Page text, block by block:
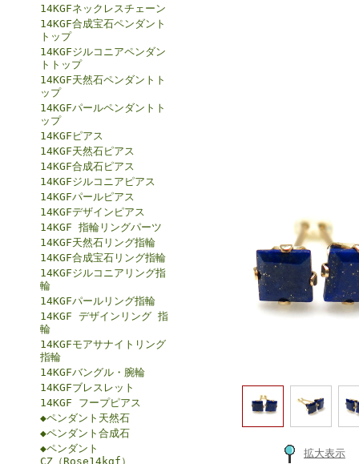
14KGFネックレスチェーン
14KGF合成宝石ペンダント
トップ
14KGFジルコニアペンダン
トトップ
14KGF天然石ペンダントト
ップ
14KGFパールペンダントト
ップ
14KGFピアス
14KGF天然石ピアス
14KGF合成石ピアス
14KGFジルコニアピアス
14KGFパールピアス
14KGFデザインピアス
14KGF 指輪リングパーツ
14KGF天然石リング指輪
14KGF合成宝石リング指輪
14KGFジルコニアリング指
輪
14KGFパールリング指輪
14KGF デザインリング 指
輪
14KGFモアサナイトリング
指輪
14KGFバングル・腕輪
14KGFブレスレット
14KGF フープピアス
◆ペンダント天然石
◆ペンダント合成石
◆ペンダント
CZ（Rose14kgf）
拡大表示